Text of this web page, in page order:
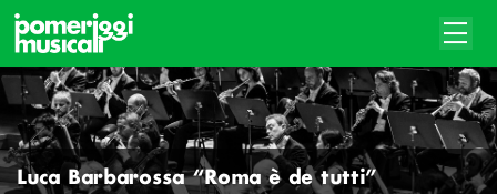
Luca Barbarossa “Roma è de tutti”